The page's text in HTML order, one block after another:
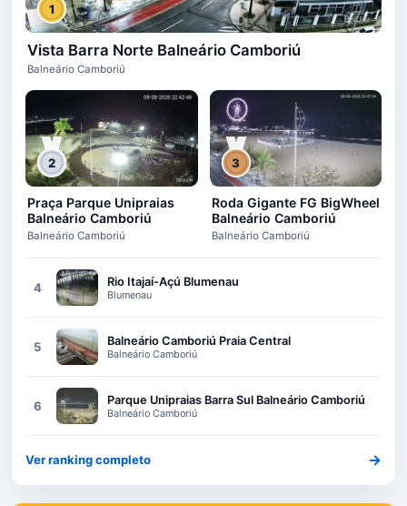
1
Vista Barra Norte Balneário Camboriú
Balneário Camboriú
2
Praça Parque Unipraias
Balneário Camboriú
Balneário Camboriú
3
Roda Gigante FG BigWheel
Balneário Camboriú
Balneário Camboriú
4 Rio Itajaí-Açú Blumenau
Blumenau
5 Balneário Camboriú Praia Central
Balneário Camboriú
6 Parque Unipraias Barra Sul Balneário Camboriú
Balneário Camboriú
Ver ranking completo →